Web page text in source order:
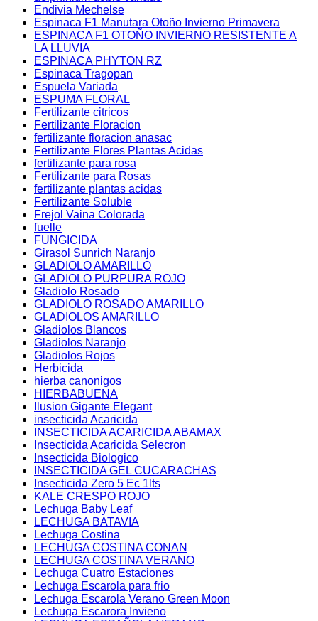
Endivia Mechelse
Espinaca F1 Manutara Otoño Invierno Primavera
ESPINACA F1 OTOÑO INVIERNO RESISTENTE A
LA LLUVIA
ESPINACA PHYTON RZ
Espinaca Tragopan
Espuela Variada
ESPUMA FLORAL
Fertilizante citricos
Fertilizante Floracion
fertilizante floracion anasac
Fertilizante Flores Plantas Acidas
fertilizante para rosa
Fertilizante para Rosas
fertilizante plantas acidas
Fertilizante Soluble
Frejol Vaina Colorada
fuelle
FUNGICIDA
Girasol Sunrich Naranjo
GLADIOLO AMARILLO
GLADIOLO PURPURA ROJO
Gladiolo Rosado
GLADIOLO ROSADO AMARILLO
GLADIOLOS AMARILLO
Gladiolos Blancos
Gladiolos Naranjo
Gladiolos Rojos
Herbicida
hierba canonigos
HIERBABUENA
Ilusion Gigante Elegant
insecticida Acaricida
INSECTICIDA ACARICIDA ABAMAX
Insecticida Acaricida Selecron
Insecticida Biologico
INSECTICIDA GEL CUCARACHAS
Insecticida Zero 5 Ec 1lts
KALE CRESPO ROJO
Lechuga Baby Leaf
LECHUGA BATAVIA
Lechuga Costina
LECHUGA COSTINA CONAN
LECHUGA COSTINA VERANO
Lechuga Cuatro Estaciones
Lechuga Escarola para frio
Lechuga Escarola Verano Green Moon
Lechuga Escarora Invieno